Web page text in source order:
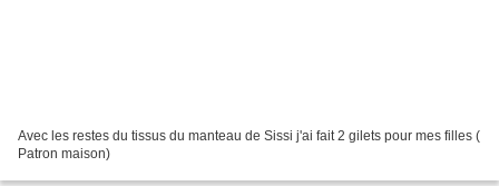
Avec les restes du tissus du manteau de Sissi j'ai fait 2 gilets pour mes filles (
Patron maison)